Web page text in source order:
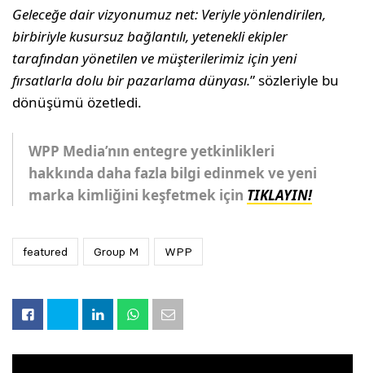
Geleceğe dair vizyonumuz net: Veriyle yönlendirilen,
birbiriyle kusursuz bağlantılı, yetenekli ekipler
tarafından yönetilen ve müşterilerimiz için yeni
fırsatlarla dolu bir pazarlama dünyası.” sözleriyle bu
dönüşümü özetledi.
WPP Media’nın entegre yetkinlikleri
hakkında daha fazla bilgi edinmek ve yeni
marka kimliğini keşfetmek için TIKLAYIN!
featured Group M WPP